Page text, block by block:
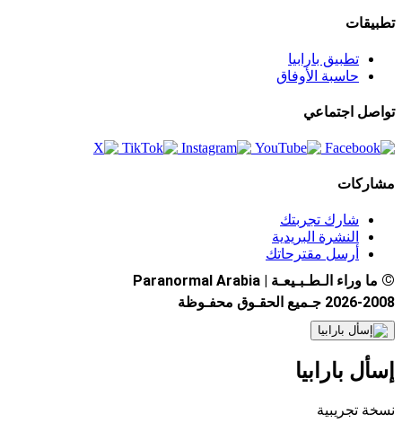
تطبيقات
تطبيق بارابيا
حاسبة الأوفاق
تواصل اجتماعي
مشاركات
شارك تجربتك
النشرة البريدية
أرسل مقترحاتك
© ما وراء الـطـبـيعـة | Paranormal Arabia
2026-2008 جـميع الحقـوق محفـوظة
إسأل بارابيا
نسخة تجريبية